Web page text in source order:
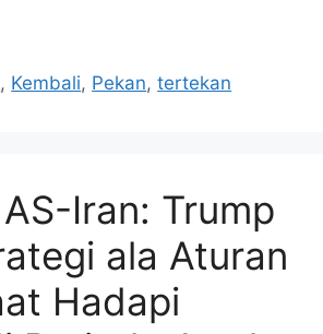
, Kembali, Pekan,tertekan
Iran: Trump
ala Aturan
Hadapi